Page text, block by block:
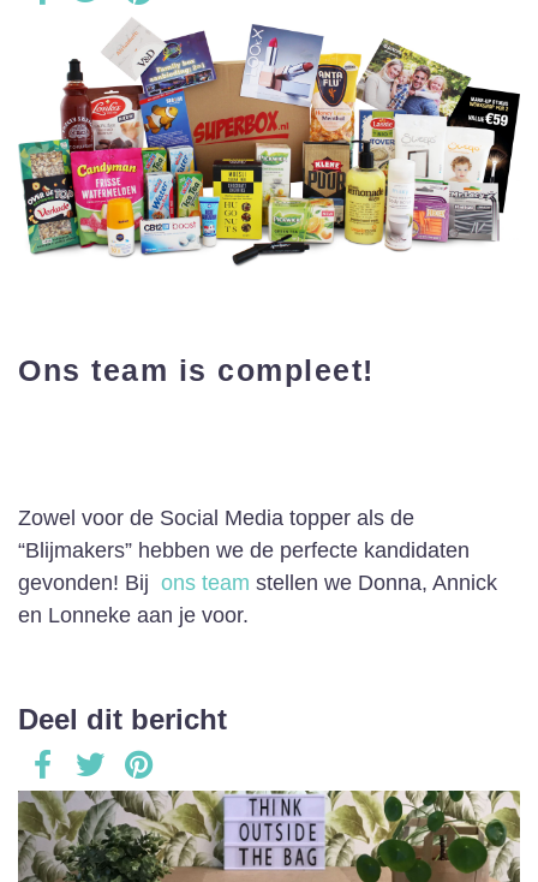
Ons team is compleet!
Zowel voor de Social Media topper als de
“Blijmakers” hebben we de perfecte kandidaten
gevonden! Bij ons team stellen we Donna, Annick
en Lonneke aan je voor.
Deel dit bericht